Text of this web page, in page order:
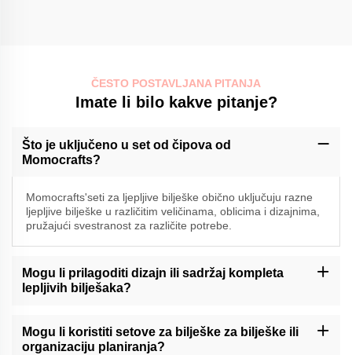
ČESTO POSTAVLJANA PITANJA
Imate li bilo kakve pitanje?
Što je uključeno u set od čipova od
Momocrafts?
Momocrafts'seti za ljepljive bilješke obično uključuju razne
ljepljive bilješke u različitim veličinama, oblicima i dizajnima,
pružajući svestranost za različite potrebe.
Mogu li prilagoditi dizajn ili sadržaj kompleta
lepljivih bilješaka?
lepljivih bilješaka. Molimo vas da kontaktirate našu podršku ili
provjerite našu web stranicu za dostupne usluge prilagođavanja.
Mogu li koristiti setove za bilješke za bilješke ili
organizaciju planiranja?